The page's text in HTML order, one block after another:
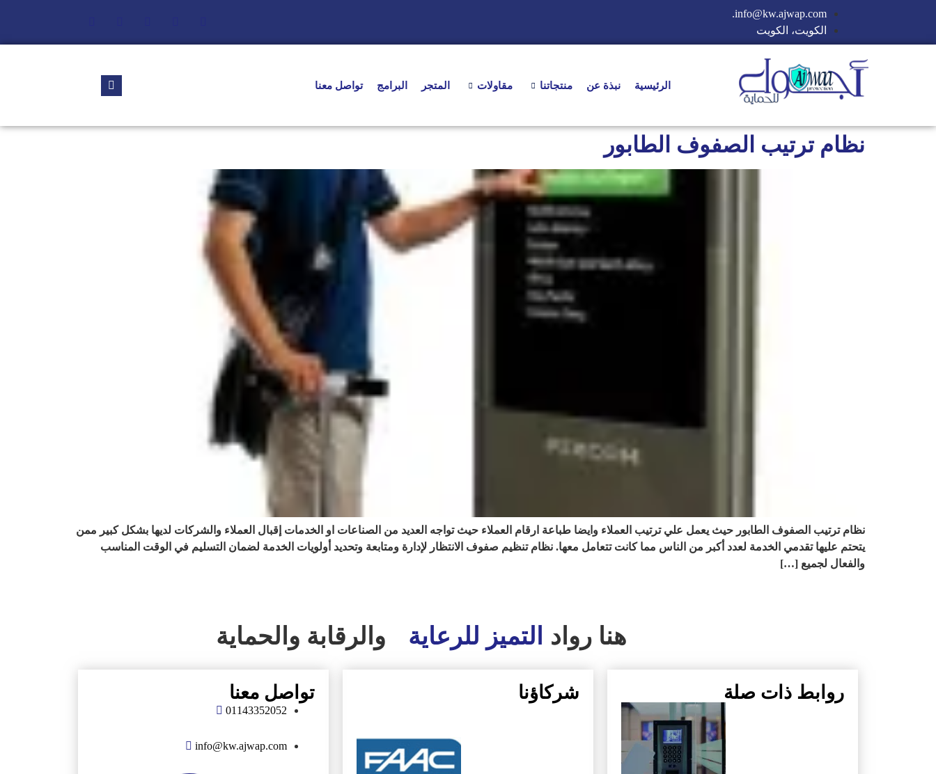
info@kw.ajwap.com.
الكويت، الكويت
الرئيسية نبذة عن منتجاتنا مقاولات المتجر البرامج تواصل معنا
نظام ترتيب الصفوف الطابور
نظام ترتيب الصفوف الطابور حيث يعمل علي ترتيب العملاء وايضا طباعة ارقام العملاء حيث تواجه العديد من الصناعات او الخدمات إقبال العملاء والشركات لديها بشكل كبير ممن
يتحتم عليها تقدمي الخدمة لعدد أكبر من الناس مما كانت تتعامل معها. نظام تنظيم صفوف الانتظار لإدارة ومتابعة وتحديد أولويات الخدمة لضمان التسليم في الوقت المناسب
والفعال لجميع […]
هنا رواد التميز للرعاية والرقابة والحماية
روابط ذات صلة شركاؤنا تواصل معنا
01143352052
info@kw.ajwap.com